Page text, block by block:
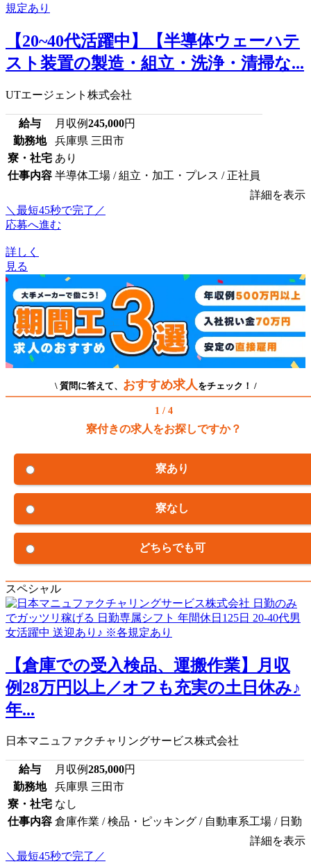
【20~40代活躍中】【半導体ウェーハテ
スト装置の製造・組立・洗浄・清掃な...
UTエージェント株式会社
給与 月収例245,000円
勤務地
兵庫県 三田市
寮・社宅 あり
仕事内容 半導体工場 / 組立・加工・プレス / 正社員
詳細を表示
＼最短45秒で完了／
応募へ進む
詳しく
見る
\ 質問に答えて、 おすすめ求人 をチェック！ /
1 / 4
寮付きの求人をお探しですか？
寮あり
寮なし
どちらでも可
スペシャル
【倉庫での受入検品、運搬作業】月収
例28万円以上／オフも充実の土日休み♪
年...
日本マニュファクチャリングサービス株式会社
給与 月収例285,000円
勤務地
兵庫県 三田市
寮・社宅 なし
仕事内容 倉庫作業 / 検品・ピッキング / 自動車系工場 / 日勤
詳細を表示
＼最短45秒で完了／